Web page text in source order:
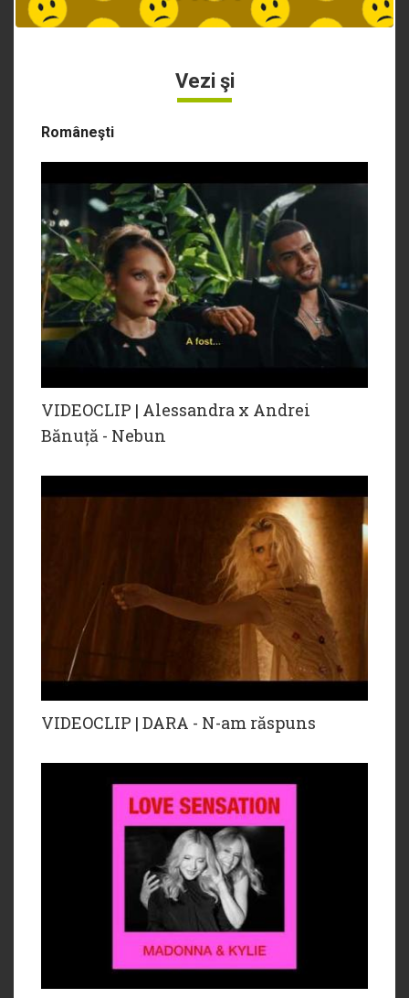
Vezi şi
Româneşti
VIDEOCLIP | Alessandra x Andrei
Bănuță - Nebun
VIDEOCLIP | DARA - N-am răspuns